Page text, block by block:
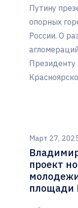
Путину
опорных
России. О
Президенту
Март 27,
проект
площади